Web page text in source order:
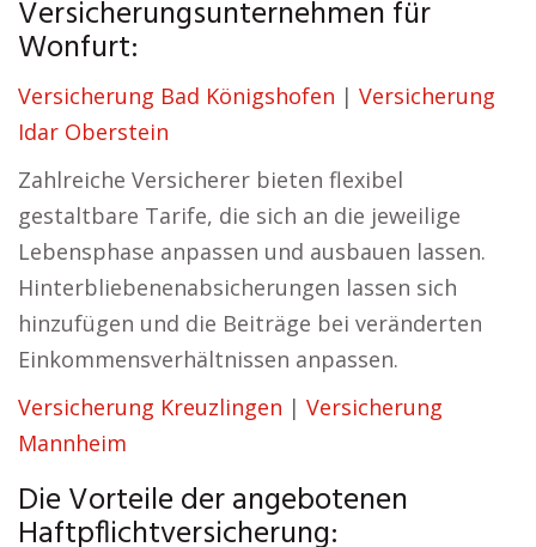
Versicherungsunternehmen für
Wonfurt:
Versicherung Bad Königshofen | Versicherung
Idar Oberstein
Zahlreiche Versicherer bieten flexibel
gestaltbare Tarife, die sich an die jeweilige
Lebensphase anpassen und ausbauen lassen.
Hinterbliebenenabsicherungen lassen sich
hinzufügen und die Beiträge bei veränderten
Einkommensverhältnissen anpassen.
Versicherung Kreuzlingen | Versicherung
Mannheim
Die Vorteile der angebotenen
Haftpflichtversicherung: